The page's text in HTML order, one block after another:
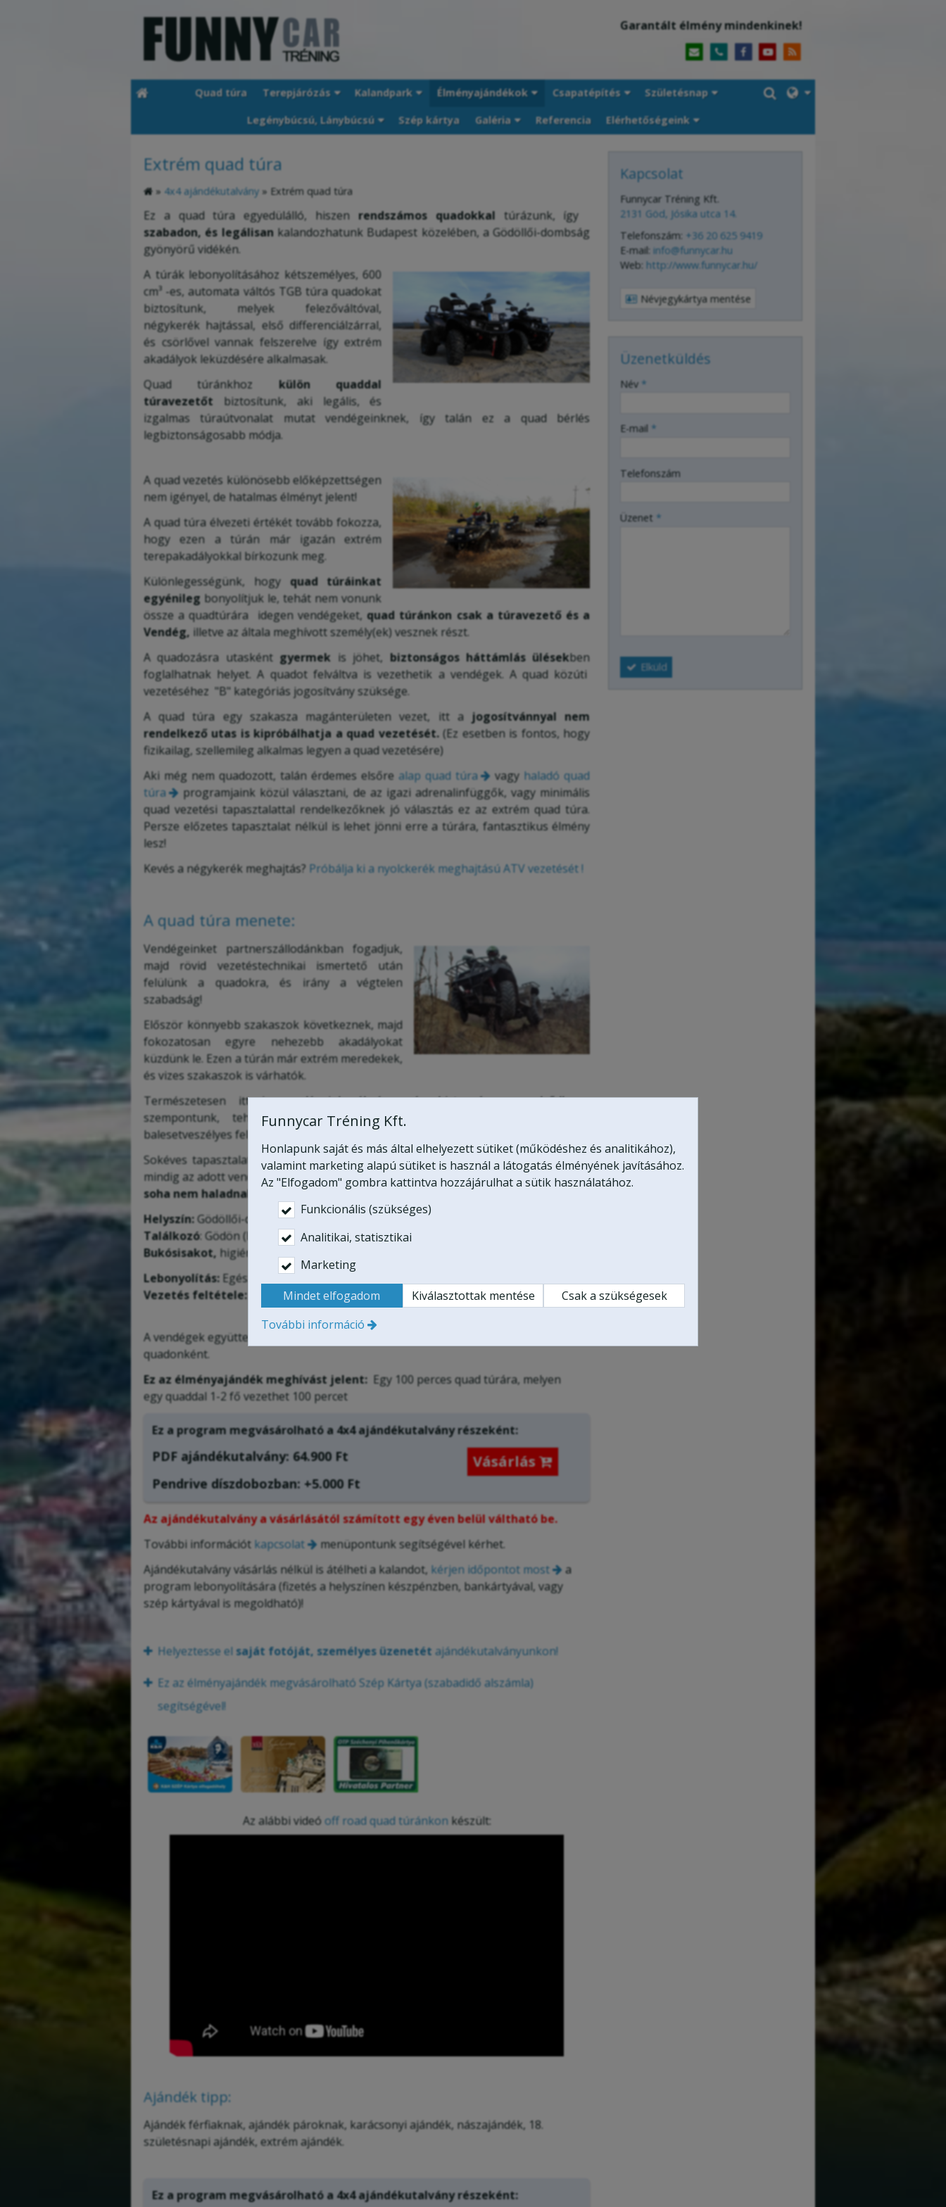
Garantált élmény mindenkinek!
Quad túra Terepjárózás Kalandpark Élményajándékok Csapatépítés Születésnap
Legénybúcsú, Lánybúcsú Szép kártya Galéria Referencia Elérhetőségeink
Extrém quad túra
» 4x4 ajándékutalvány » Extrém quad túra
Ez a quad túra egyedülálló, hiszen rendszámos quadokkal túrázunk, így
szabadon, és legálisankalandozhatunk Budapest közelében, a Gödöllői-dombság
gyönyörű vidékén.
A túrák lebonyolításához kétszemélyes, 600
cm³ -es, automata váltós TGB túra quadokat
biztosítunk, melyek felezőváltóval,
négykerék hajtással, első differenciálzárral,
és csörlővel vannak felszerelve így extrém
akadályok leküzdésére alkalmasak.
Quad túránkhoz külön quaddal
túravezetőt biztosítunk, aki legális, és
izgalmas túraútvonalat mutat vendégeinknek, így talán ez a quad bérlés
legbiztonságosabb módja.
A quad vezetés különösebb előképzettségen
nem igényel, de hatalmas élményt jelent!
A quad túra élvezeti értékét tovább fokozza,
hogy ezen a túrán már igazán extrém
terepakadályokkal bírkozunk meg.
Különlegességünk, hogy quad túráinkat
egyénileg bonyolítjuk le, tehát nem vonunk
össze a quadtúrára idegen vendégeket,quad túránkon csak a túravezető és a
Vendég, illetve az általa meghívott személy(ek) vesznek részt.
A quadozásra utasként gyermek is jöhet, biztonságos háttámlás ülésekben
foglalhatnak helyet. A quadot felváltva is vezethetik a vendégek. A quad közúti
vezetéséhez "B" kategóriás jogosítvány szüksége.
A quad túra egy szakasza magánterületen vezet, itt a jogosítvánnyal nem
rendelkező utas is kipróbálhatja a quad vezetését.(Ez esetben is fontos, hogy
fizikailag, szellemileg alkalmas legyen a quad vezetésére)
Aki még nem quadozott, talán érdemes elsőrealap quad túra vagy haladó quad
túra
programjaink közül választani, de az igazi adrenalinfüggők, vagy minimális
quad vezetési tapasztalattal rendelkezőknek jó választás ez az extrém quad túra.
Persze előzetes tapasztalat nélkül is lehet jönni erre a túrára, fantasztikus élmény
lesz!
Kevés a négykerék meghajtás? Próbálja ki a nyolckerék meghajtású ATV vezetését !
A quad túra menete:
Vendégeinket partnerszállodánkban fogadjuk,
majd rövid vezetéstechnikai ismertető után
felülünk a quadokra, és irány a végtelen
szabadság!
Először könnyebb szakaszok következnek, majd
fokozatosan egyre nehezebb akadályokat
küzdünk le. Ezen a túrán már extrém meredekek,
és vizes szakaszok is várhatók.
Természetesen itt is vendégeink élménye és biztonsága az elsődleges
szempontunk, tehát senkit nem állítunk számára megoldhatatlan, vagy
balesetveszélyes feladat elé.
Sokéves tapasztalattal rendelkező túravezetőink, külön quaddal vezeti a túrát, és
mindig az adott vendégekhez igazítja a túra tempóját, nehézségi fokát.Útvonalaink
soha nem haladnak természetvédelmi területen!
Helyszín:Gödöllői-dombság
Találkozó: Gödön (Budapesttől 16 km)
Bukósisakot, higiénikus, egyszer használatos pamut
Lebonyolítás: Egész évben, időjárás függvényében.
Vezetés feltétele: érvényes "B" kategóriás (személyautó) jogosítvány.
A vendégek együttes súlya biztonsági okokból nem haladhatja meg a 180 kg-ot
quadonként.
Ez az élményajándék meghívást jelent: Egy 100 perces quad túrára, melyen
egy quaddal 1-2 fő vezethet 100 percet
Ez a program megvásárolható a4x4 ajándékutalványrészeként:
PDF ajándékutalvány: 64.900 Ft
Pendrive díszdobozban: +5.000 Ft
Vásárlás
Az ajándékutalvány a vásárlásától számított egy éven belül váltható be.
További információt kapcsolat
menüpontunk segítségével kérhet.
Ajándékutalvány vásárlás nélkül is átélheti a kalandot, kérjen időpontot most
a
program lebonyolítására (fizetés a helyszínen készpénzben, bankártyával, vagy
szép kártyával is megoldható)!
Helyeztesse elsaját fotóját, személyes üzenetét ajándékutalványunkon!
Ez az élményajándék megvásárolható Szép Kártya (szabadidő alszámla)
segítségével!
Az alábbi videóoff road quad túránkonkészült:
Ajándék tipp:
Ajándék férfiaknak, ajándék pároknak, karácsonyi ajándék, nászajándék, 18.
születésnapi ajándék, extrém ajándék.
Ez a program megvásárolható a4x4 ajándékutalványrészeként:
Kapcsolat
Funnycar Tréning Kft.
2131 Göd, Jósika utca 14.
Telefonszám: +36 20 625 9419
E-mail: info@funnycar.hu
Web: http://www.funnycar.hu/
Névjegykártya mentése
Üzenetküldés
Név *
E-mail *
Telefonszám
Üzenet *
Elküld
Funnycar Tréning Kft.
Honlapunk saját és más által elhelyezett sütiket (működéshez és analitikához),
valamint marketing alapú sütiket is használ a látogatás élményének javításához.
Az "Elfogadom" gombra kattintva hozzájárulhat a sütik használatához.
Funkcionális (szükséges)
Analitikai, statisztikai
Marketing
Mindet elfogadom
Kiválasztottak mentése
Csak a szükségesek
További információ